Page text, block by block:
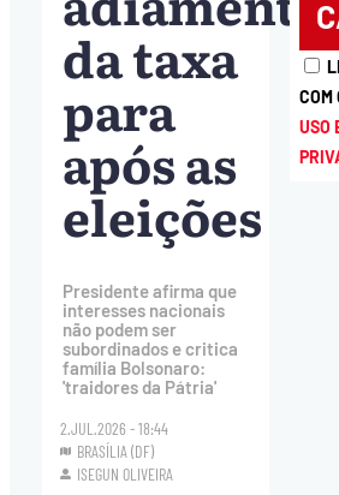
da taxa
para
após as
eleições
Presidente afirma que
interesses nacionais
não podem ser
subordinados e critica
família Bolsonaro:
'traidores da Pátria'
2.JUL.2026 - 18:44
BRASÍLIA (DF)
ISEGUN OLIVEIRA
COM
USO